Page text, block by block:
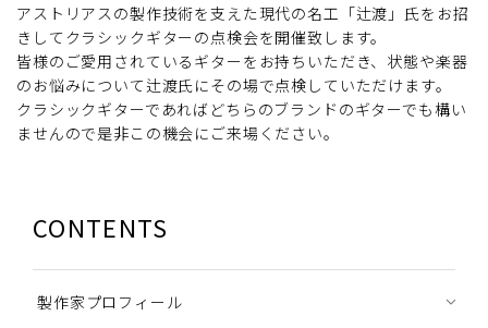
アストリアスの製作技術を支えた現代の名工「辻渡」氏をお招
きしてクラシックギターの点検会を開催致します。
皆様のご愛用されているギターをお持ちいただき、状態や楽器
のお悩みについて辻渡氏にその場で点検していただけます。
クラシックギターであればどちらのブランドのギターでも構い
ませんので是非この機会にご来場ください。
CONTENTS
製作家プロフィール